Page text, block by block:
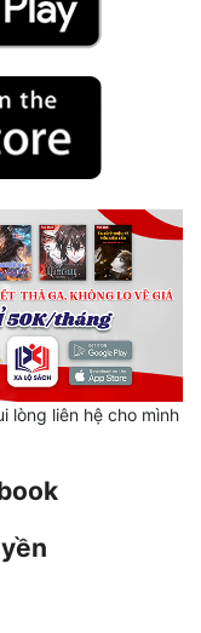
lòng liên hệ cho mình